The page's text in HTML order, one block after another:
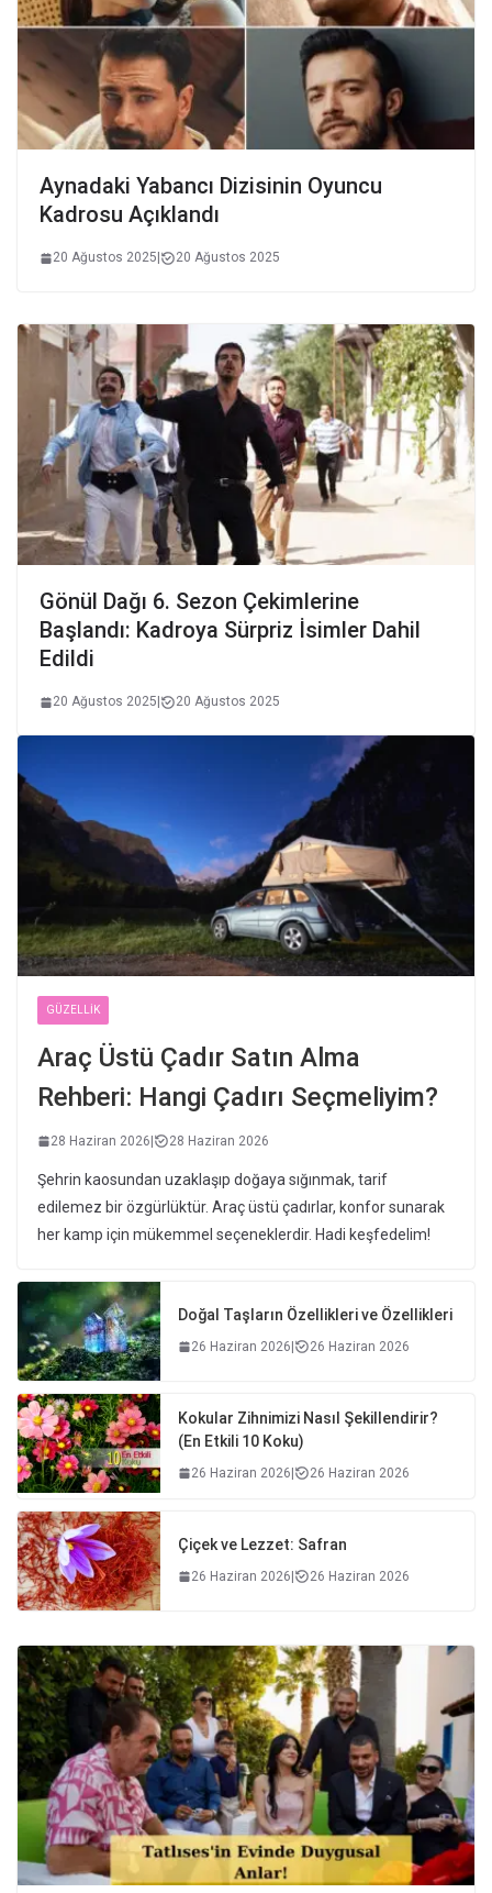
Aynadaki Yabancı Dizisinin Oyuncu
Kadrosu Açıklandı
20 Ağustos 2025 20 Ağustos 2025
Gönül Dağı 6. Sezon Çekimlerine
Başlandı: Kadroya Sürpriz İsimler Dahil
Edildi
20 Ağustos 2025 20 Ağustos 2025
GÜZELLIK
Araç Üstü Çadır Satın Alma
Rehberi: Hangi Çadırı Seçmeliyim?
28 Haziran 2026| 28 Haziran 2026
Şehrin kaosundan uzaklaşıp doğaya sığınmak, tarif
edilemez bir özgürlüktür. Araç üstü çadırlar, konfor sunarak
her kamp için mükemmel seçeneklerdir. Hadi keşfedelim!
Doğal Taşların Özellikleri ve Özellikleri
26 Haziran 2026| 26 Haziran 2026
Kokular Zihnimizi Nasıl Şekillendirir?
(En Etkili 10 Koku)
26 Haziran 2026| 26 Haziran 2026
Çiçek ve Lezzet: Safran
26 Haziran 2026| 26 Haziran 2026